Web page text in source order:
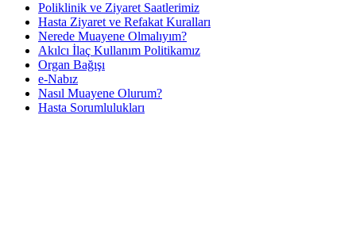
Poliklinik ve Ziyaret Saatlerimiz
Hasta Ziyaret ve Refakat Kuralları
Nerede Muayene Olmalıyım?
Akılcı İlaç Kullanım Politikamız
Organ Bağışı
e-Nabız
Nasıl Muayene Olurum?
Hasta Sorumlulukları